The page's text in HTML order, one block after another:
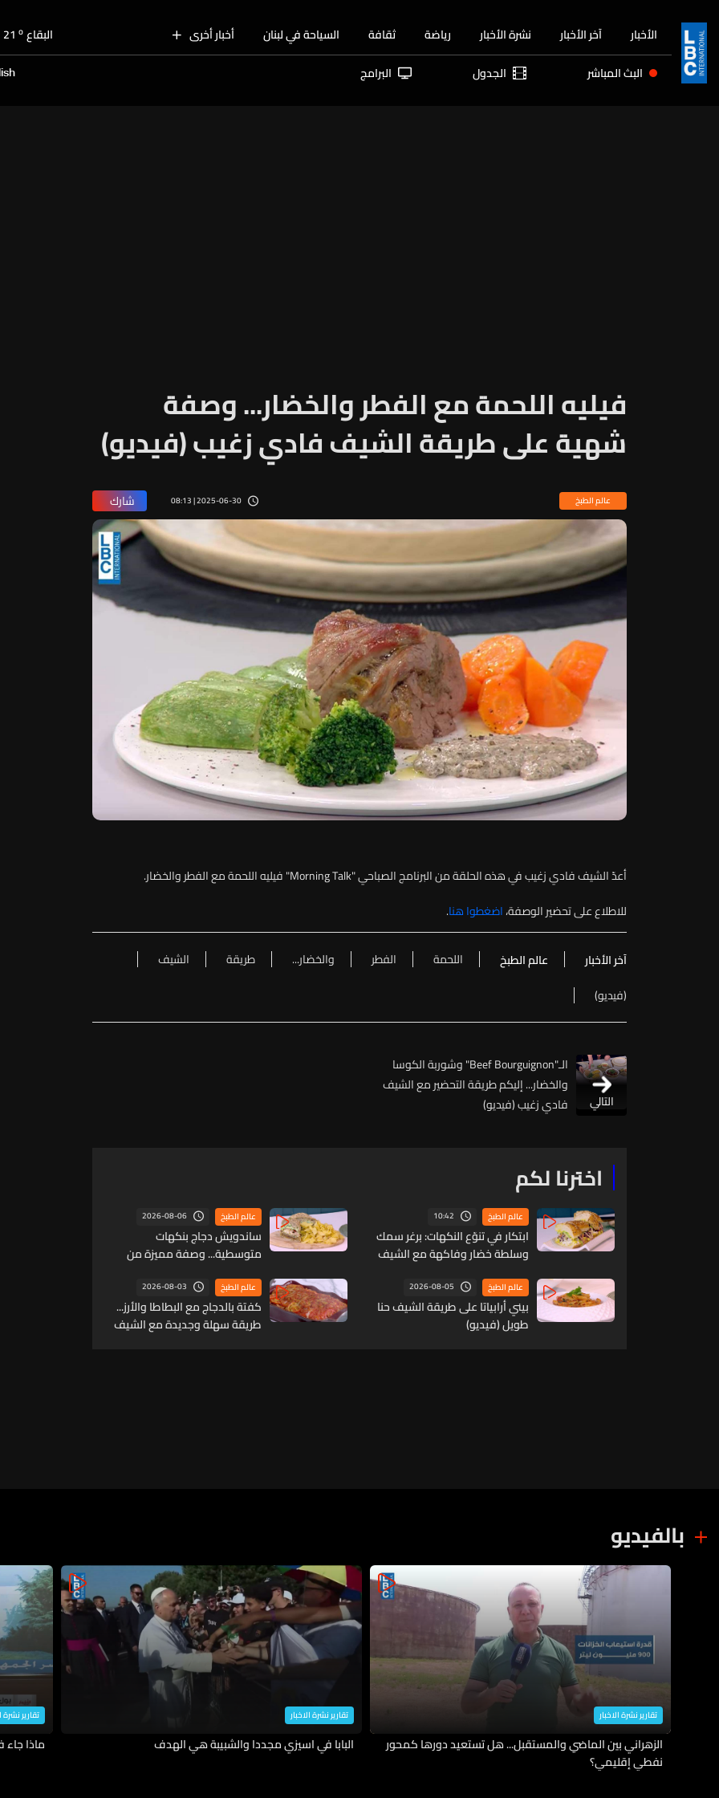
الأخبار آخر الأخبار نشرة الأخبار رياضة ثقافة السياحة في لبنان أخبار أخرى البقاع 21 o
الجنوب 25o
26 البث المباشر الجدول البرامج
فيليه اللحمة مع الفطر والخضار... وصفة
شهية على طريقة الشيف فادي زغيب (فيديو)
عالم الطبخ 2025-06-30 | 08:13 شارك
أعدّ الشيف فادي زغيب في هذه الحلقة من البرنامج الصباحي "Morning Talk" فيليه اللحمة مع الفطر والخضار.
للاطلاع على تحضير الوصفة،اضغطوا هنا.
آخر الأخبار عالم الطبخ اللحمة الفطر والخضار... طريقة
الشيف
(فيديو)
التالي
الـ"Beef Bourguignon" وشوربة الكوسا
والخضار... إليكم طريقة التحضير مع الشيف
فادي زغيب (فيديو)
اخترنا لكم
عالم الطبخ 10:42
ابتكار في تنوّع النكهات: برغر سمك
وسلطة خضار وفاكهة مع الشيف
عالم الطبخ 2026-08-06
ساندويش دجاج بنكهات
متوسطية... وصفة مميزة من
عالم الطبخ 2026-08-05
بيني أرابياتا على طريقة الشيف حنا
طويل (فيديو)
عالم الطبخ 2026-08-03
كفتة بالدجاج مع البطاطا والأرز...
طريقة سهلة وجديدة مع الشيف
بالفيديو
تقارير نشرة الاخبار
الزهراني بين الماضي والمستقبل... هل تستعيد دورها كمحور
نفطي إقليمي؟
تقارير نشرة الاخبار
البابا في اسيزي مجددا والشبيبة هي الهدف
تقارير نشرة
ماذا